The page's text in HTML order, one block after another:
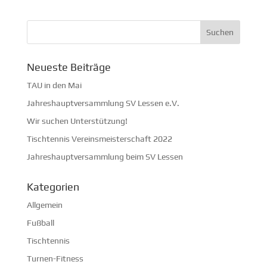
Neueste Beiträge
TAU in den Mai
Jahreshauptversammlung SV Lessen e.V.
Wir suchen Unterstützung!
Tischtennis Vereinsmeisterschaft 2022
Jahreshauptversammlung beim SV Lessen
Kategorien
Allgemein
Fußball
Tischtennis
Turnen-Fitness